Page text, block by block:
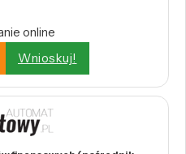
online
Wnioskuj!